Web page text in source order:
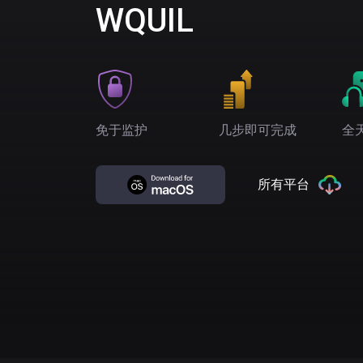
WQUIL
免于监护 几步即可完成 全
所有平台